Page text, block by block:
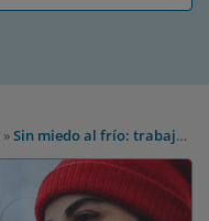
»Sin miedo al frío: trabaja